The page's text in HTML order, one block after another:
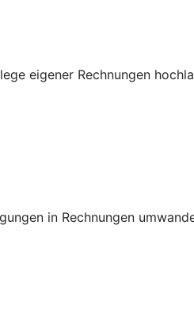
eigener Rechnungen
in Rechnungen